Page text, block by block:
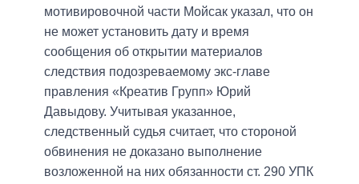
мотивировочной части Мойсак указал, что он
не может установить дату и время
сообщения об открытии материалов
следствия подозреваемому экс-главе
правления «Креатив Групп» Юрий
Давыдову. Учитывая указанное,
следственный судья считает, что стороной
обвинения не доказано выполнение
возложенной на них обязанности ст. 290 УПК